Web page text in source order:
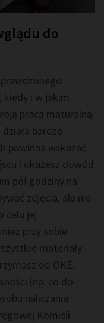
do
kiedy i w jakim
pracą maturalną.
bardzo
powinna wskazać
i okażesz dowód
pół godziny na
zdjęcia, ale nie
celu jej
przy sobie
materiały
od OKE.
(np. co do
naliczania
Komisji